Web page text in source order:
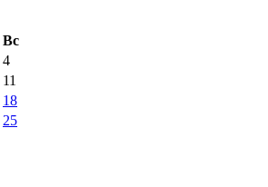
Вс
4
11
18
25